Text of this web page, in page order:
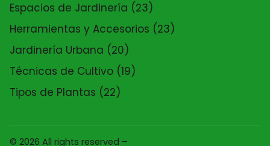
Espacios de Jardinería (23)
Herramientas y Accesorios (23)
Jardinería Urbana (20)
Técnicas de Cultivo (19)
Tipos de Plantas (22)
© 2026 All rights reserved –